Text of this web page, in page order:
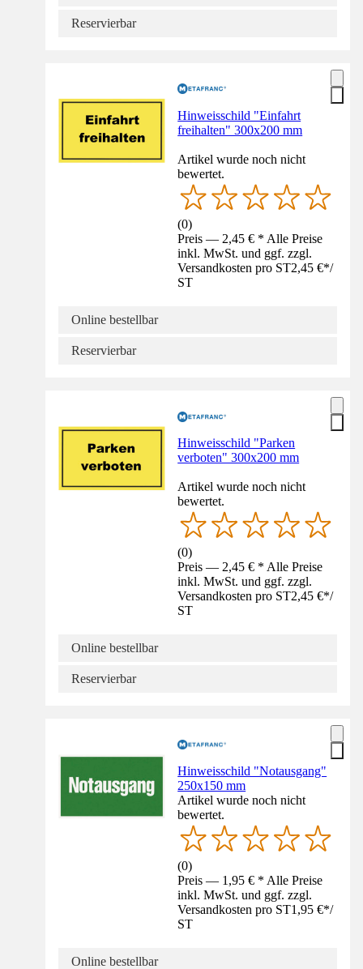
Reservierbar
Hinweisschild "Einfahrt
freihalten" 300x200 mm
Artikel wurde noch nicht
bewertet.
(0)
Preis — 2,45 € * Alle Preise
inkl. MwSt. und ggf. zzgl.
Versandkosten pro ST2,45 €*/
ST
Online bestellbar
Reservierbar
Hinweisschild "Parken
verboten" 300x200 mm
Artikel wurde noch nicht
bewertet.
(0)
Preis — 2,45 € * Alle Preise
inkl. MwSt. und ggf. zzgl.
Versandkosten pro ST2,45 €*/
ST
Online bestellbar
Reservierbar
Hinweisschild "Notausgang"
250x150 mm
Artikel wurde noch nicht
bewertet.
(0)
Preis — 1,95 € * Alle Preise
inkl. MwSt. und ggf. zzgl.
Versandkosten pro ST1,95 €*/
ST
Online bestellbar